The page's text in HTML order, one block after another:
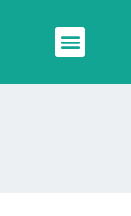
Menú